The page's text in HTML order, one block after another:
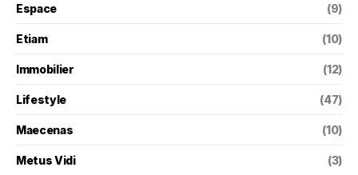
Espace (9)
Etiam (10)
Immobilier (12)
Lifestyle (47)
Maecenas (10)
Metus Vidi (3)